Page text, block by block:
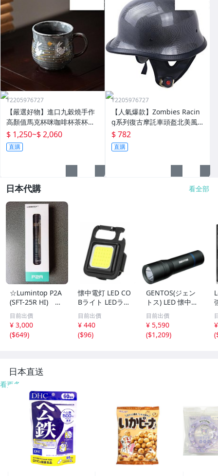
Y2205976727
【嚴選好物】進口九穀燒手作
高顏值馬克杯咪咖啡杯茶杯禮
物陶瓷家用杯子
$ 1,250~$ 2,060
直購
Y2205976727
【人氣爆款】Zombies Racin
g系列復古摩託車頭盔北美風
格ZR-809仿碳纖維皮革盔
$ 782
直購
日本代購 看全部
☆Lumintop P2A
(SFT-25R HI) フ
ラッシュライト
懐中電灯 最大120
0 ルーメン
目前出價
¥ 3,000
($649)
懐中電灯 LED CO
Bライト LEDライ
ト 屋外 防水 充電
式 USB 作業 小型
LED投光器 ミニ
アウトドア キャ
目前出價
¥ 440
($96)
GENTOS(ジェン
トス) LED 懐中電
灯 USB充電式
【明るさ1000ル
ーメン/実用点灯
3.5時間/耐塵/耐
目前出價
¥ 5,590
($1,209)
(
日本直送
看更多